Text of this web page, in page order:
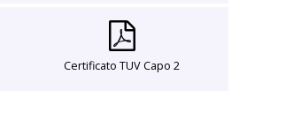
Certificato TUV Capo 2